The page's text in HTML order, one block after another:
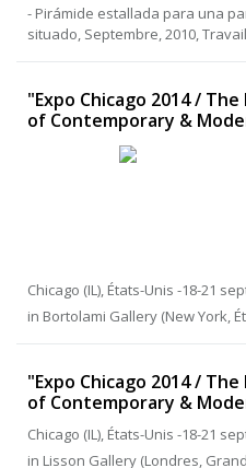
- Pirámide estallada para una
situado, Septembre, 2010,
"Expo Chicago 2014 /
of Contemporary &
Chicago (IL), États-Unis -18-21
in Bortolami Gallery (New York,
"Expo Chicago 2014 /
of Contemporary &
Chicago (IL), États-Unis -18-21
in Lisson Gallery (Londres,